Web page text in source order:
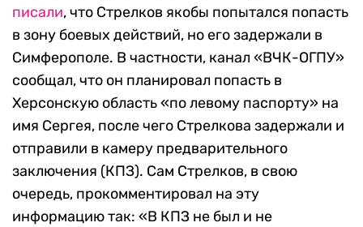
писали, что Стрелков якобы попытался попасть
в зону боевых действий, но его задержали в
Симферополе. В частности, канал «ВЧК-ОГПУ»
сообщал, что он планировал попасть в
Херсонскую область «по левому паспорту» на
имя Сергея, после чего Стрелкова задержали и
отправили в камеру предварительного
заключения (КПЗ). Сам Стрелков, в свою
очередь, прокомментировал на эту
информацию так: «В КПЗ не был и не